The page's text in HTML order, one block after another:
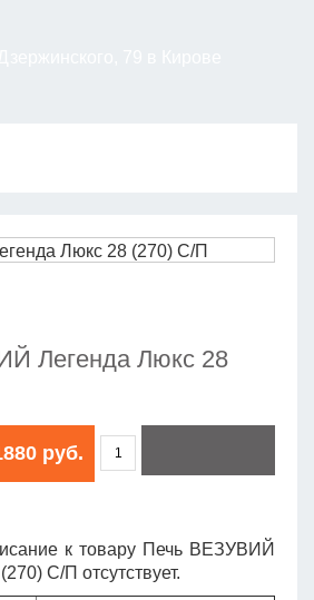
Легенда Люкс 28
руб.
к товару Печь ВЕЗУВИЙ
С/П отсутствует.